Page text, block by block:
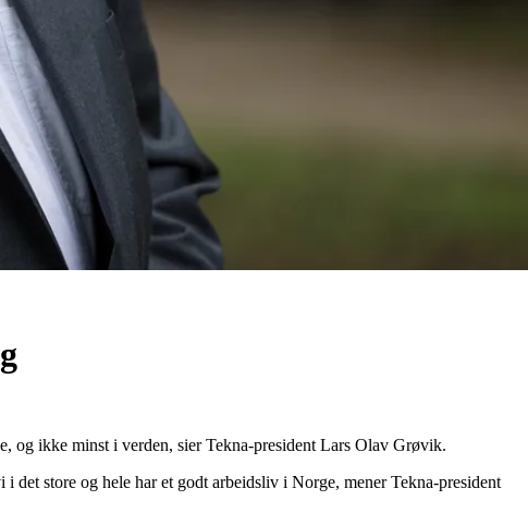
og ikke minst i verden, sier Tekna-president Lars Olav Grøvik.
det store og hele har et godt arbeidsliv i Norge, mener Tekna-president